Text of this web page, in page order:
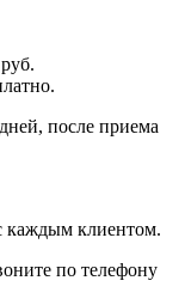
после приема
каждым клиентом.
по телефону